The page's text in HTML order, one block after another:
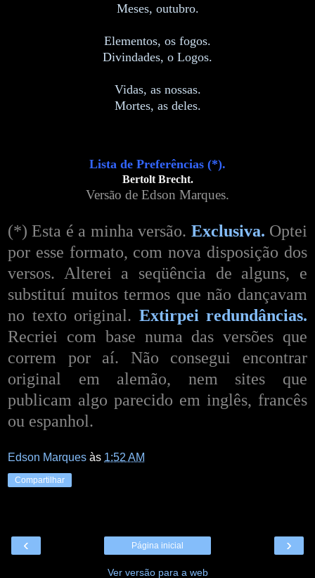
Meses, outubro.
Elementos, os fogos.
Divindades, o Logos.
Vidas, as nossas.
Mortes, as deles.
Lista de Preferências (*).
Bertolt Brecht.
Versão de Edson Marques.
(*) Esta é a minha versão. Exclusiva. Optei
por esse formato, com nova disposição dos
versos. Alterei a seqüência de alguns, e
substituí muitos termos que não dançavam
no texto original. Extirpei redundâncias.
Recriei com base numa das versões que
correm por aí. Não consegui encontrar
original em alemão, nem sites que
publicam algo parecido em inglês, francês
ou espanhol.
Edson Marques às 1:52 AM
Compartilhar
‹ ›
Página inicial
Ver versão para a web